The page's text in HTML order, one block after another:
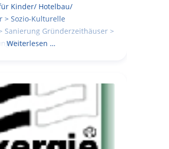
Kinder/ Hotelbau/
> Sozio-Kulturelle
Sanierung Gründerzeithäuser >
Weiterlesen …